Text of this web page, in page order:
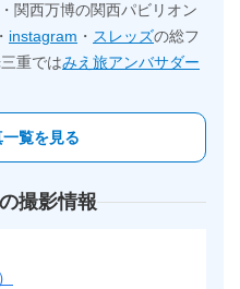
関西万博の関西パビリオン
・ instagram ・ スレッズの総フ
重ではみえ旅アンバサダー
覧を見る
撮影情報